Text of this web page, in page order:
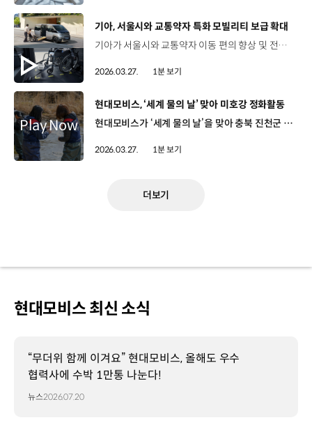
[동영상]
기아, 서울시와 교통약자 특화 모빌리티 보급 확대
기아가 서울시와 교통약자 이동 편의 향상 및 전기차 충전 인프라 확대를 위한 파트너십을 구축했습니다. 이번 파트너십은 모든 사람의 자유로운 이동권을 생각하는 기아의 모빌리티 비전과 전기차 충전 인프라 확충을 통해 교통약자를 배려하고자 하는 서울시의 정책이 뜻을 같이하며 성사됐는데요. 양측은 파트너십을 계기로 ‘PV5 WAV’를 활용해 교통약자의 실질적인 이동성 향상과 지역사회 내 친환경 모빌리티 확산을 추진해 나갈 계획입니다. 이에 따라 기아는 서울시에 있는 사회복지시설과 장애인 가족을 둔 서울 시민을 대상으로 ‘PV5 WAV’ 특별 구매 지원금을 제공하고 서울시는 사회복지시설과 공동주택에 기존 충전기 대비 조작부 높이가 낮고, 화면 확대가 가능한 ‘동행 전기차 충전기’ 100기를 무상 설치할 예정입니다.
2026.03.27. 1분 보기
[동영상]
현대모비스, ‘세계 물의 날’ 맞아 미호강 정화활동
현대모비스가 ‘세계 물의 날’을 맞아 충북 진천군 미호강 일대에서 하천 정화활동을 진행했습니다. ‘세계 물의 날’은 수질오염과 물 부족 문제에 대한 관심을 높이고, 수자원 관리를 촉진하기 위해 UN이 지정한 글로벌 기념일인데요. 이번 정화활동에는 현대모비스 임직원과 가족을 비롯해 진천군, 지역 환경단체 등 200여 명 참여해 하천변을 따라 이동하면서 생활 쓰레기 수거와 생태교란식물 제거 등을 함께 했습니다. 지난 2023년부터 현대모비스는 멸종위기종이 서식하는 미호강 생태계 회복을 위해 미르숲 조성·치어 방류·생태 모니터링 등 생물다양성 보전 프로젝트를 지속적으로 추진해 왔는데요. 앞으로도 지역 생태계 복원 등을 ESG 경영의 주요 과제로 삼아 중장기 사회공헌 활동을 강화해 나갈 예정입니다.
2026.03.27. 1분 보기
더보기
현대모비스 최신 소식
“무더위 함께 이겨요” 현대모비스, 올해도 우수
협력사에 수박 1만통 나눈다!
뉴스2026.07.20